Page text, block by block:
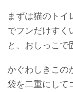
まずは猫のト
でフンだけすく
と、おしっこで
かぐわしきこの
袋を二重にして